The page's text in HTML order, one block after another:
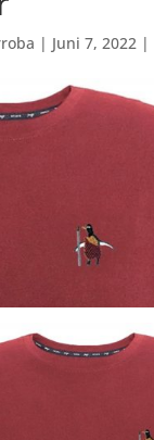
| Juni 7, 2022 |